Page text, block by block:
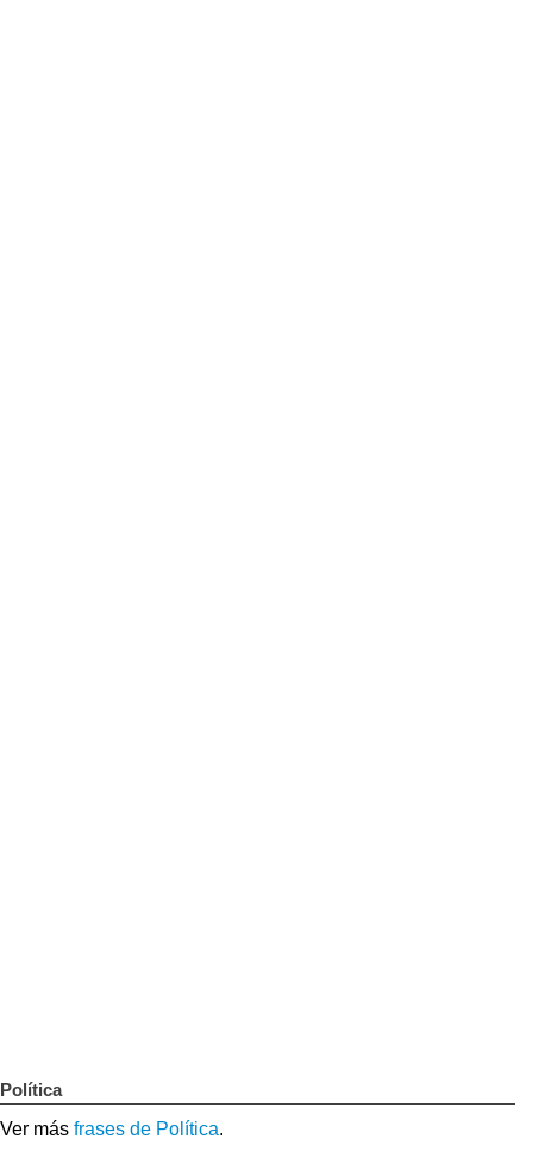
Política
Ver más frases de Política.